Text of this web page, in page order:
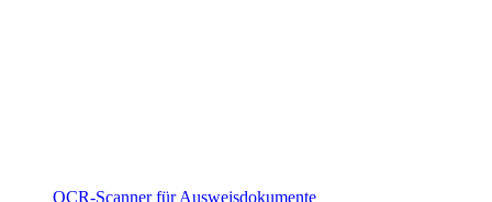
OCR-Scanner für Ausweisdokumente